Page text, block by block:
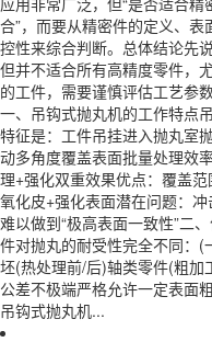
合”，而要从精密件的定义、
控性来综合判断。总体结论先
但并不适合所有高精度零件，
的工件，需要谨慎评估工艺参
一、吊钩式抛丸机的工作特点
特征是：工件吊挂进入抛丸室
动多角度覆盖表面批量处理效
理+强化双重效果优点：覆盖
氧化皮+强化表面潜在问题：
难以做到“极高表面一致性”二
件对抛丸的耐受性完全不同：
坯(热处理前/后)轴类零件(粗
公差不极端严格允许一定表面
吊钩式抛丸机...